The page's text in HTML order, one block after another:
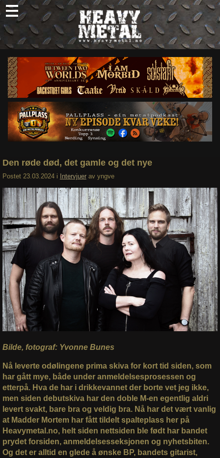
Skip
to
content
Nyheter
Omtaler
Intervjuer
Om oss
Abonner
Søk
Den røde død, det gamle og det nye
Postet 23.03.2024 i Intervjuer av yngve
Bilde, fotograf: Yvonne Bunes
Nå leverte odølingene prima skiva for kort tid siden, som
har gått mye, både under anmeldelsesprosessen og
etterpå. Hva de har i drikkevannet der borte vet jeg ikke,
men siden debutskiva har den doble M-en egentlig aldri
levert svakt, bare bra og veldig bra. Nå har det vært vanlig
at Madder Mortem har fått tildelt spalteplass her på
Heavymetal.no, helt siden nettsiden ble født har bandet
prydet forsiden, anmeldelsesseksjonen og nyhetsbiten.
Og det er alltid en glede å ønske BP, bandets gitarist,